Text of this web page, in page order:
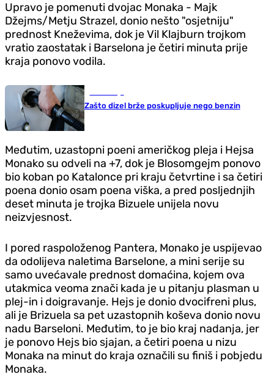
Upravo je pomenuti dvojac Monaka - Majk
Džejms/Metju Strazel, donio nešto "osjetniju"
prednost Kneževima, dok je Vil Klajburn trojkom
vratio zaostatak i Barselona je četiri minuta prije
kraja ponovo vodila.
Zašto dizel brže poskupljuje nego benzin
Međutim, uzastopni poeni američkog pleja i Hejsa
Monako su odveli na +7, dok je Blosomgejm ponovo
bio koban po Katalonce pri kraju četvrtine i sa četiri
poena donio osam poena viška, a pred posljednjih
deset minuta je trojka Bizuele unijela novu
neizvjesnost.
I pored raspoloženog Pantera, Monako je uspijevao
da odolijeva naletima Barselone, a mini serije su
samo uvećavale prednost domaćina, kojem ova
utakmica veoma znači kada je u pitanju plasman u
plej-in i doigravanje. Hejs je donio dvocifreni plus,
ali je Brizuela sa pet uzastopnih koševa donio novu
nadu Barseloni. Međutim, to je bio kraj nadanja, jer
je ponovo Hejs bio sjajan, a četiri poena u nizu
Monaka na minut do kraja označili su finiš i pobjedu
Monaka.